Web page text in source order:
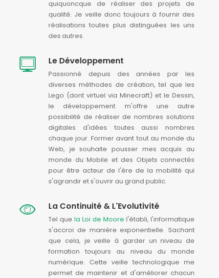
quiquoncque de réaliser des projets de
qualité. Je veille donc toujours à fournir des
réalisations toutes plus distinguées les uns
des autres.
Le Développement
Passionné depuis des années par les
diverses méthodes de création, tel que les
Lego (dont virtuel via Minecraft) et le Dessin,
le développement m'offre une autre
possibilité de réaliser de nombres solutions
digitales d'idées toutes aussi nombres
chaque jour. Former avant tout au monde du
Web, je souhaite pousser mes acquis au
monde du Mobile et des Objets connectés
pour être acteur de l'ère de la mobilité qui
s'agrandir et s'ouvrir au grand public.
La Continuité & L'Evolutivité
Tel que la Loi de Moore l'établi, l'informatique
s'accroi de manière exponentielle. Sachant
que cela, je veille à garder un niveau de
formation toujours au niveau du monde
numérique. Cette veille technologique me
permet de maintenir et d'améliorer chacun